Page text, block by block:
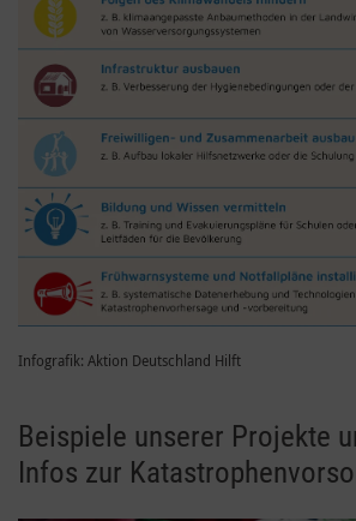
Infografik: Aktion Deutschland Hilft
Beispiele unserer Projekte
Infos zur